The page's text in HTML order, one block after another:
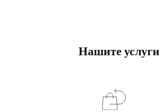
Нашите услуги